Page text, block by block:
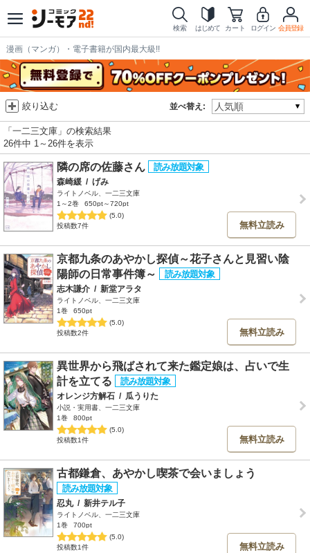
検索 はじめて カート ログイン 会員登録
漫画（マンガ）・電子書籍が国内最大級!!
並べ替え:
絞り込む
「一二三文庫」の検索結果
26件中 1～26件を表示
隣の席の佐藤さん
森崎緩 / げみ
ライトノベル、一二三文庫
1～2巻
650pt～720pt
(5.0)
投稿数7件
無料立読み
京都九条のあやかし探偵～花子さんと見習い陰
陽師の日常事件簿～
志木謙介 / 新堂アラタ
ライトノベル、一二三文庫
1巻
650pt
(5.0)
投稿数2件
無料立読み
異世界から飛ばされて来た鑑定娘は、占いで生
計を立てる
オレンジ方解石 / 瓜うりた
小説・実用書、一二三文庫
1巻
800pt
(5.0)
投稿数1件
無料立読み
古都鎌倉、あやかし喫茶で会いましょう
忍丸 / 新井テル子
ライトノベル、一二三文庫
1巻
700pt
(5.0)
投稿数1件
無料立読み